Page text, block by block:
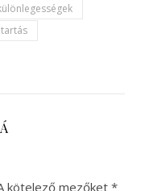
kötelező mezőket *